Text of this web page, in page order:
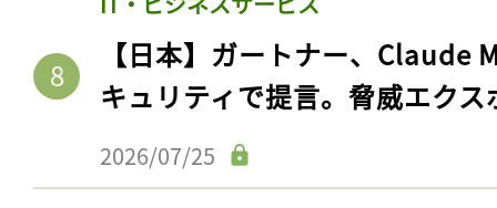
【日本】ガートナー、Claude
キュリティで提言。脅威エク
2026/07/25